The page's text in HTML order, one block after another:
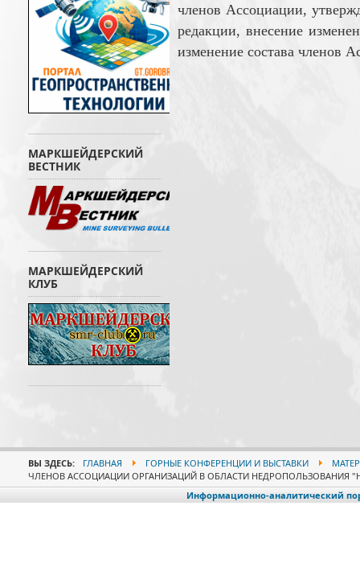
членов Ассоциации,
редакции, внесение
изменение состава членов
МАРКШЕЙДЕРСКИЙ
ВЕСТНИК
МАРКШЕЙДЕРСКИЙ
КЛУБ
ВЫ ЗДЕСЬ: ГЛАВНАЯ ГОРНЫЕ КОНФЕРЕНЦИИ И ВЫСТАВКИ
ЧЛЕНОВ АССОЦИАЦИИ ОРГАНИЗАЦИЙ В ОБЛАСТИ НЕДРОПОЛЬЗОВАНИЯ
Информационно-аналитический